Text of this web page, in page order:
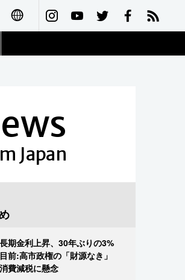
Français
Japan
長期金利上昇、30年ぶりの3%
目前:高市政権の「財源なき」
消費減税に懸念